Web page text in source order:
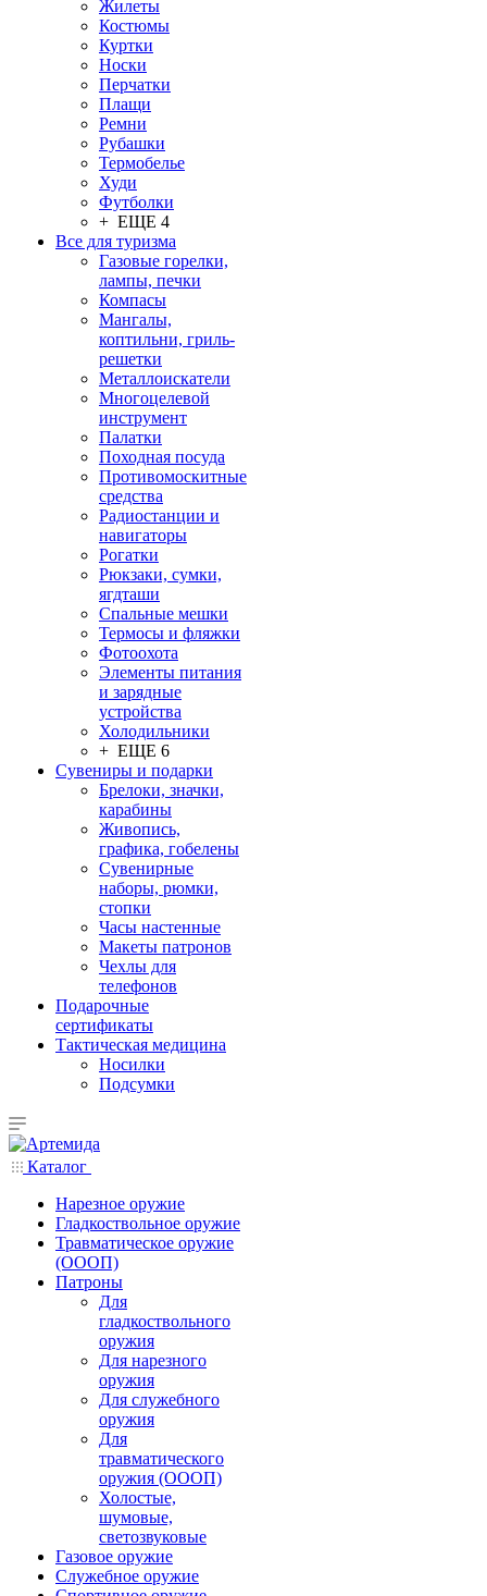
Жилеты
Костюмы
Куртки
Носки
Перчатки
Плащи
Ремни
Рубашки
Термобелье
Худи
Футболки
+ ЕЩЕ 4
Все для туризма
Газовые горелки,
лампы, печки
Компасы
Мангалы,
коптильни, гриль-
решетки
Металлоискатели
Многоцелевой
инструмент
Палатки
Походная посуда
Противомоскитные
средства
Радиостанции и
навигаторы
Рогатки
Рюкзаки, сумки,
ягдташи
Спальные мешки
Термосы и фляжки
Фотоохота
Элементы питания
и зарядные
устройства
Холодильники
+ ЕЩЕ 6
Сувениры и подарки
Брелоки, значки,
карабины
Живопись,
графика, гобелены
Сувенирные
наборы, рюмки,
стопки
Часы настенные
Макеты патронов
Чехлы для
телефонов
Подарочные
сертификаты
Тактическая медицина
Носилки
Подсумки
Каталог
Нарезное оружие
Гладкоствольное оружие
Травматическое оружие
(ОООП)
Патроны
Для
гладкоствольного
оружия
Для нарезного
оружия
Для служебного
оружия
Для
травматического
оружия (ОООП)
Холостые,
шумовые,
светозвуковые
Газовое оружие
Служебное оружие